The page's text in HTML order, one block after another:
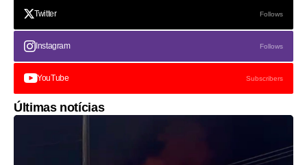
Twitter Follows
Instagram Follows
YouTube Subscribers
Últimas notícias